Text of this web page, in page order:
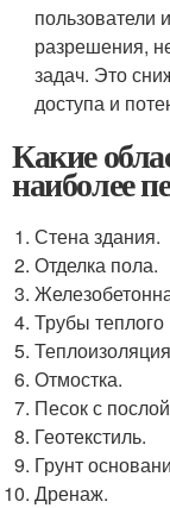
разрешения,
задач. Это
доступа и
Какие
наиболее
Стена здания.
Отделка пола.
Трубы теплого
Отмостка.
Песок с
Геотекстиль.
Грунт
Дренаж.